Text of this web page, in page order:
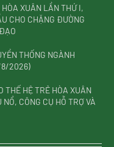
XUÂN LẦN THỨ I,
CHO CHẶNG ĐƯỜNG
THỐNG NGÀNH
8/2026)
THẾ HỆ TRẺ HÒA XUÂN
CÔNG CỤ HỖ TRỢ VÀ